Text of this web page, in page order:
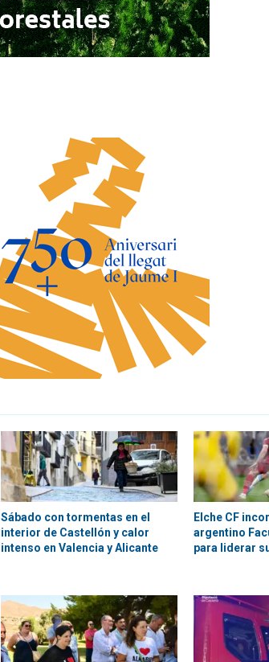
Sábado con tormentas en el
interior de Castellón y calor
intenso en Valencia y Alicante
Elche CF
argentino
para liderar